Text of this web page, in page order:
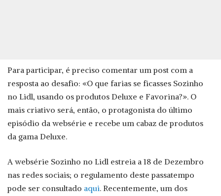
Para participar, é preciso comentar um post com a
resposta ao desafio: «O que farias se ficasses Sozinho
no Lidl, usando os produtos Deluxe e Favorina?». O
mais criativo será, então, o protagonista do último
episódio da websérie e recebe um cabaz de produtos
da gama Deluxe.
A websérie Sozinho no Lidl estreia a 18 de Dezembro
nas redes sociais; o regulamento deste passatempo
pode ser consultado aqui. Recentemente, um dos